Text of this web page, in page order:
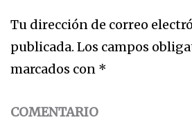
Tu dirección de correo
publicada. Los campos
marcados con *
COMENTARIO